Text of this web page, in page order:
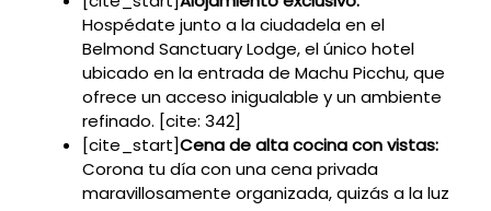
Hospédate junto a la ciudadela en el
Belmond Sanctuary Lodge, el único hotel
ubicado en la entrada de Machu Picchu, que
ofrece un acceso inigualable y un ambiente
refinado. [cite: 342]
[cite_start]Cena de alta cocina con vistas:
Corona tu día con una cena privada
maravillosamente organizada, quizás a la luz